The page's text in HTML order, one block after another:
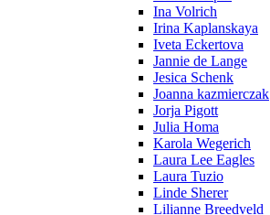
Ina Volrich
Irina Kaplanskaya
Iveta Eckertova
Jannie de Lange
Jesica Schenk
Joanna kazmierczak
Jorja Pigott
Julia Homa
Karola Wegerich
Laura Lee Eagles
Laura Tuzio
Linde Sherer
Lilianne Breedveld